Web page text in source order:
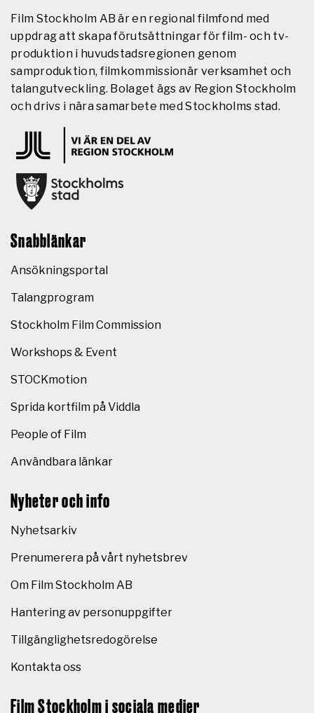
Film Stockholm AB är en regional filmfond med
uppdrag att skapa förutsättningar för film- och tv-
produktion i huvudstadsregionen genom
samproduktion, filmkommissionär verksamhet och
talangutveckling. Bolaget ägs av Region Stockholm
och drivs i nära samarbete med Stockholms stad.
Snabblänkar
Ansökningsportal
Talangprogram
Stockholm Film Commission
Workshops & Event
STOCKmotion
Sprida kortfilm på Viddla
People of Film
Användbara länkar
Nyheter och info
Nyhetsarkiv
Prenumerera på vårt nyhetsbrev
Om Film Stockholm AB
Hantering av personuppgifter
Tillgänglighetsredogörelse
Kontakta oss
Film Stockholm i sociala medier